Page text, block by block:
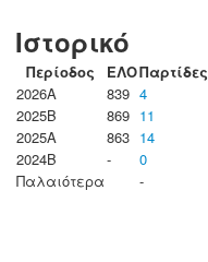
Ιστορικό
Περίοδος ΕΛΟΠαρτίδες
2026A
839 4
2025B
869 11
2025A
863 14
2024B
-
0
Παλαιότερα
-